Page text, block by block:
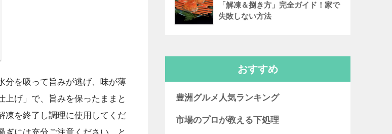
分を吸って旨みが逃げ、味が薄
上げ」で、旨みを保ったままと
凍を終了し調理に使用してくだ
「解凍＆捌き方」完全ガイド！家で
失敗しない方法
おすすめ
豊洲グルメ人気ランキング
市場のプロが教える下処理